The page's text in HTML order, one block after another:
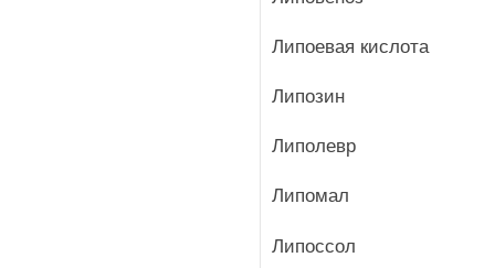
Липоевая кислота
Липозин
Липолевр
Липомал
Липоссол